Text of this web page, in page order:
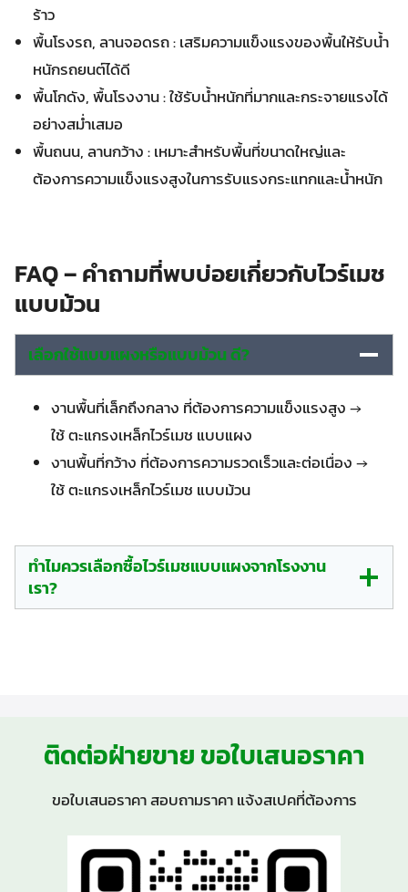
ร้าว
พื้นโรงรถ, ลานจอดรถ : เสริมความแข็งแรงของพื้นให้รับน้ำ
หนักรถยนต์ได้ดี
พื้นโกดัง, พื้นโรงงาน : ใช้รับน้ำหนักที่มากและกระจายแรงได้
อย่างสม่ำเสมอ
พื้นถนน, ลานกว้าง : เหมาะสำหรับพื้นที่ขนาดใหญ่และ
ต้องการความแข็งแรงสูงในการรับแรงกระแทกและน้ำหนัก
FAQ – คำถามที่พบบ่อยเกี่ยวกับไวร์เมช
แบบม้วน
เลือกใช้แบบแผงหรือแบบม้วน ดี?
งานพื้นที่เล็กถึงกลาง ที่ต้องการความแข็งแรงสูง →
ใช้ ตะแกรงเหล็กไวร์เมช แบบแผง
งานพื้นที่กว้าง ที่ต้องการความรวดเร็วและต่อเนื่อง →
ใช้ ตะแกรงเหล็กไวร์เมช แบบม้วน
ทำไมควรเลือกซื้อไวร์เมชแบบแผงจากโรงงาน
เรา?
ติดต่อฝ่ายขาย ขอใบเสนอราคา
ขอใบเสนอราคา สอบถามราคา แจ้งสเปคที่ต้องการ